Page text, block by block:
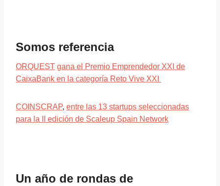
Somos referencia
ORQUEST gana el Premio Emprendedor XXI de
CaixaBank en la categoría Reto Vive XXI
COINSCRAP, entre las 13 startups seleccionadas
para la II edición de Scaleup Spain Network
Un año de rondas de